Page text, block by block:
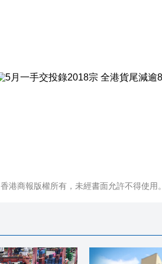
香港商報版權所有，未經書面允許不得使用。